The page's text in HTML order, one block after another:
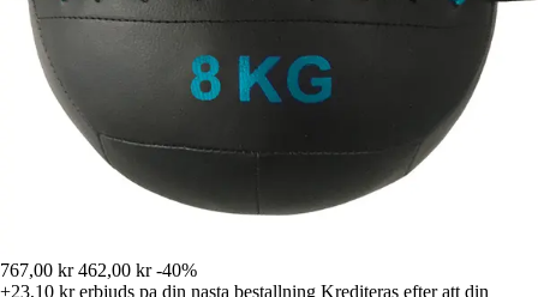
767,00 kr 462,00 kr -40%
+23,10 krerbjuds pa din nasta bestallning Krediteras efter att din